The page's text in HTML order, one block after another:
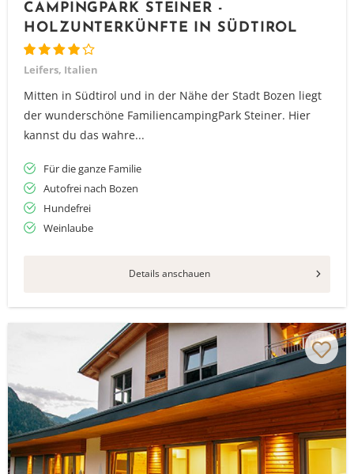
CAMPINGPARK STEINER -
HOLZUNTERKÜNFTE IN SÜDTIROL
Leifers, Italien
Mitten in Südtirol und in der Nähe der Stadt Bozen liegt
der wunderschöne FamiliencampingPark Steiner. Hier
kannst du das wahre...
Für die ganze Familie
Autofrei nach Bozen
Hundefrei
Weinlaube
Details anschauen